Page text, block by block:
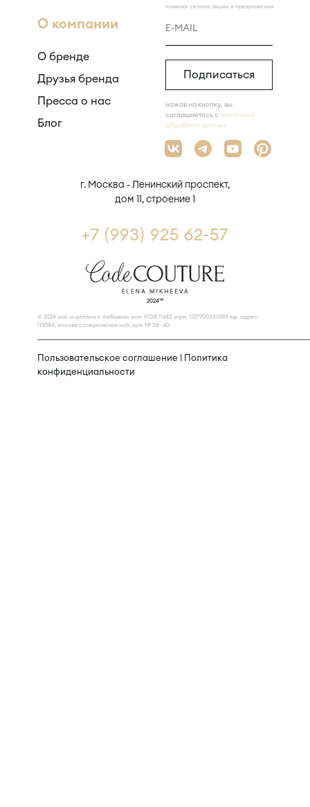
© 2024 ооо «сделано с любовью» инн: 9705171643 огрн: 1227700330593 юр. адрес:
115084, москва г, озерковская наб, дом № 38- 40
О бренде
Друзья бренда
Пресса о нас
Блог
Пользовательское соглашение
Политика
конфиденциальности
О компании
Подписаться
2024™
нажав на кнопку, вы
соглашаетесь с политикой
обработки данных
новинки сезона, акции и предложения
г. Москва - Ленинский проспект,
дом 11, строение 1
+7 (993) 925 62-57